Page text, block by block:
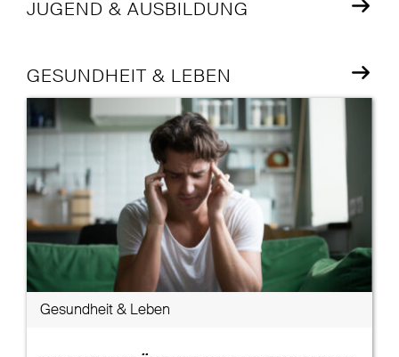
JUGEND & AUSBILDUNG
GESUNDHEIT & LEBEN
Gesundheit & Leben